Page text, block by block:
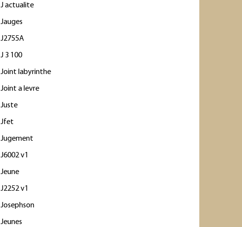
J actualite
Jauges
J2755A
J 3 100
Joint labyrinthe
Joint a levre
Juste
Jfet
Jugement
J6002 v1
Jeune
J2252 v1
Josephson
Jeunes